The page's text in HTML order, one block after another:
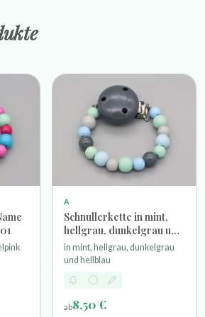
A
Schnullerkette in mint,
hellgrau, dunkelgrau und
hellblau
in mint, hellgrau, dunkelgrau
und hellblau
ab8,50 €